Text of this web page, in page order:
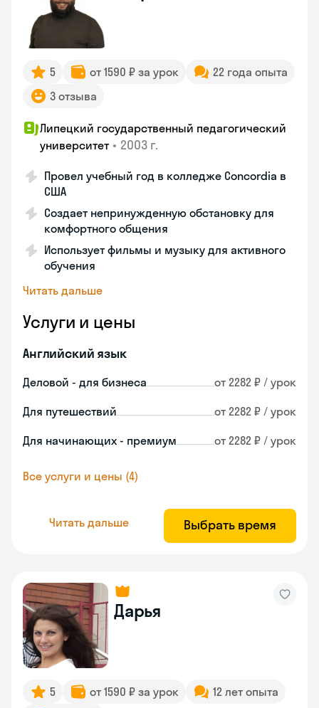
5 от 1590 ₽ за урок
22 года опыта
3 отзыва
Липецкий государственный педагогический
университет • 2003 г.
Провел учебный год в колледже Concordia в
США
Создает непринужденную обстановку для
комфортного общения
Использует фильмы и музыку для активного
обучения
Читать дальше
Услуги и цены
Английский язык
Деловой - для бизнеса от 2282 ₽ / урок
Для путешествий от 2282 ₽ / урок
Для начинающих - премиум от 2282 ₽ / урок
Все услуги и цены (4)
Читать дальше Выбрать время
Дарья
5 от 1590 ₽ за урок
12 лет опыта